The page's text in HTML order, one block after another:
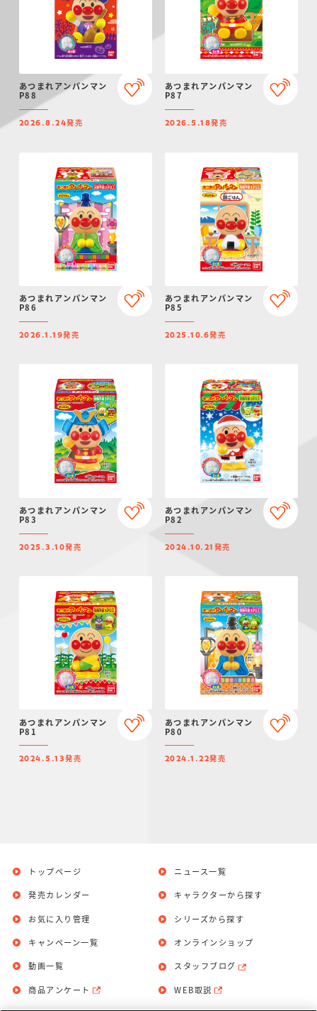
あつまれアンパンマン
P88
2026.8.24発売
あつまれアンパンマン
P87
2026.5.18発売
あつまれアンパンマン
P86
2026.1.19発売
あつまれアンパンマン
P85
2025.10.6発売
あつまれアンパンマン
P83
2025.3.10発売
あつまれアンパンマン
P82
2024.10.21 発売
あつまれアンパンマン
P81
2024.5.13発売
あつまれアンパンマン
P80
2024.1.22発売
トップページ
発売カレンダー
お気に入り管理
ニュース一覧
キャラクターから探す
シリーズから探す
キャンペーン一覧
動画一覧
商品アンケート
オンラインショップ
スタッフブログ
WEB取説